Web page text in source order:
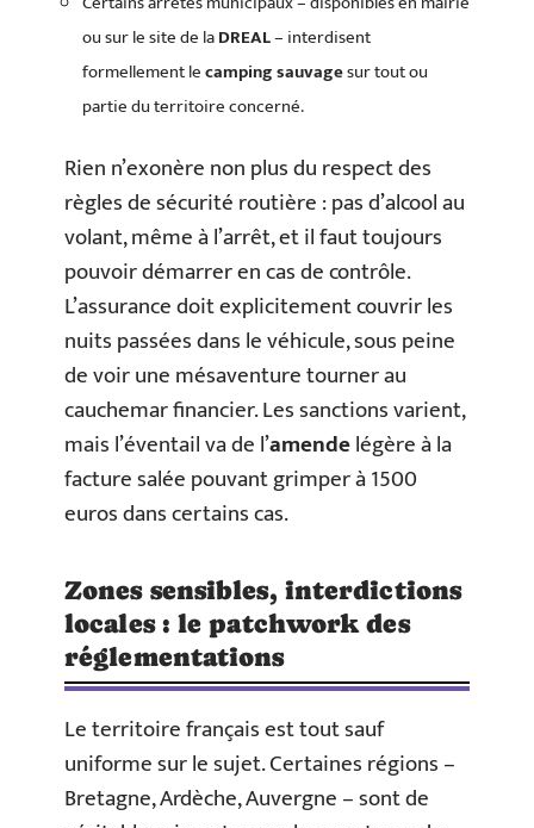
ou sur le site de laDREAL– interdisent
formellement lecamping sauvagesur tout ou
partie du territoire concerné.
Rien n’exonère non plus du respect des
règles de sécurité routière : pas d’alcool au
volant, même à l’arrêt, et il faut toujours
pouvoir démarrer en cas de contrôle.
L’assurance doit explicitement couvrir les
nuits passées dans le véhicule, sous peine
de voir une mésaventure tourner au
cauchemar financier. Les sanctions varient,
mais l’éventail va de l’amendelégère à la
facture salée pouvant grimper à 1500
euros dans certains cas.
Zones sensibles, interdictions
locales : le patchwork des
réglementations
Le territoire français est tout sauf
uniforme sur le sujet. Certaines régions –
Bretagne, Ardèche, Auvergne – sont de